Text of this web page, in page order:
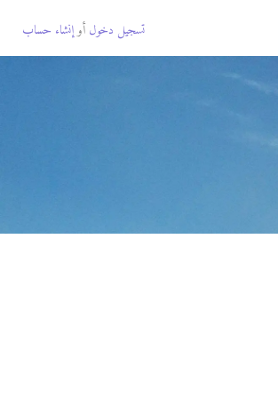
تسجيل دخول أوإنشاء حساب